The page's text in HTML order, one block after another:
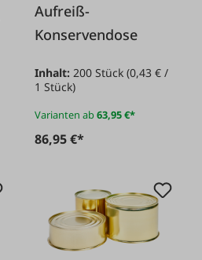
Aufreiß-
Konservendose
Inhalt: 200 Stück(0,43 € /
1 Stück)
Varianten ab63,95 €*
86,95 €*